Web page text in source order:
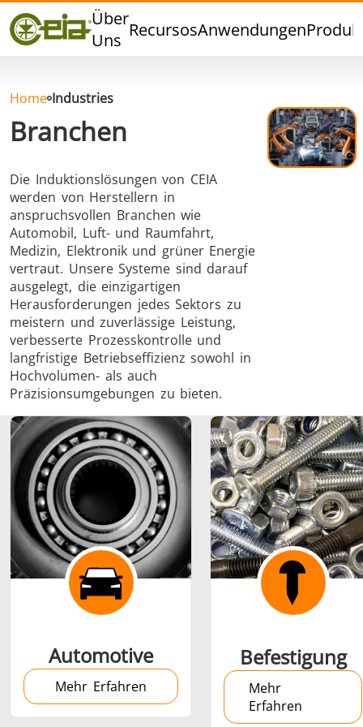
Über
Uns RecursosAnwendungen
Qualität
Veranstaltungen
Hartlöten
Aluminumlöten Verschlussversiegelung
Schrumpfverbindung
Generator mit
Controller
Home Industries
Branchen
Die Induktionslösungen von CEIA
werden von Herstellern in
anspruchsvollen Branchen wie
Automobil, Luft- und Raumfahrt,
Medizin, Elektronik und grüner Energie
vertraut. Unsere Systeme sind darauf
ausgelegt, die einzigartigen
Herausforderungen jedes Sektors zu
meistern und zuverlässige Leistung,
verbesserte Prozesskontrolle und
langfristige Betriebseffizienz sowohl in
Hochvolumen- als auch
Präzisionsumgebungen zu bieten.
Automotive
Mehr Erfahren
Befestigung
Mehr
Erfahren